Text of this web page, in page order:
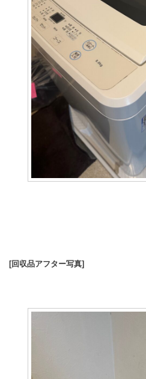
[回収品アフター写真]